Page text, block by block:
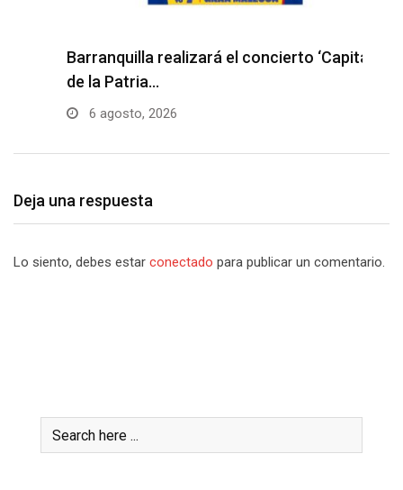
Barranquilla realizará el concierto ‘Capital
de la Patria…
6 agosto, 2026
Deja una respuesta
Lo siento, debes estar conectado para publicar un comentario.